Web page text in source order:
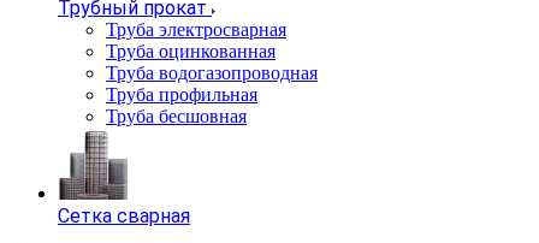
Трубный прокат
Труба электросварная
Труба оцинкованная
Труба водогазопроводная
Труба профильная
Труба бесшовная
Сетка сварная